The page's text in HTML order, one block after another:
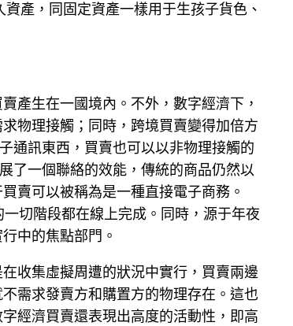
產，同固定資產一樣用于生孩子貨色、
產生在一國境內。不外，數字經濟下，
物理接觸；同時，跨境買賣變得加倍方
通訊東西，買賣也可以以非物理接觸的
了一個聯絡的效能，傳統的商品仍然以
賣可以被稱為是一種直接電子商務。
切階段都在線上完成。同時，源于年夜
中的焦點部門。
收集虛擬周遭的狀況中實行，買賣兩邊
需求發賣方和購置方的物理存在。這也
經濟買賣還表現出高度的活動性，即高